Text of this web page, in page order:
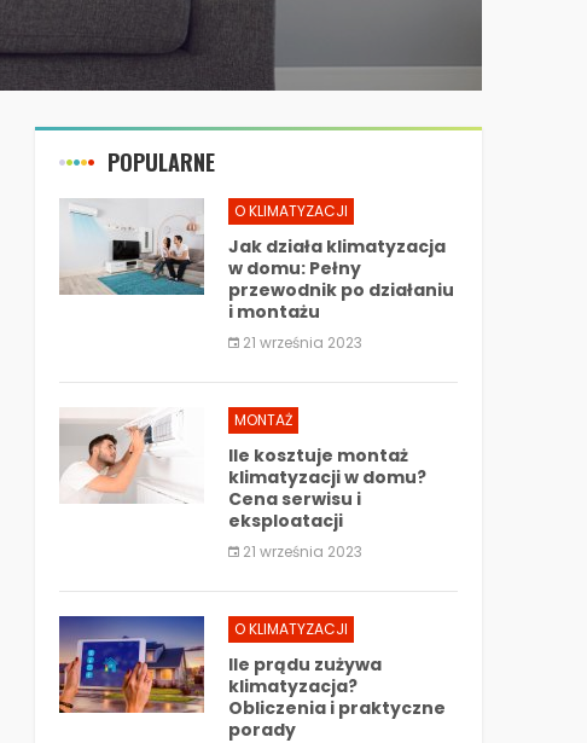
POPULARNE
O KLIMATYZACJI
Jak działa klimatyzacja
w domu: Pełny
przewodnik po działaniu
i montażu
21 września 2023
MONTAŻ
Ile kosztuje montaż
klimatyzacji w domu?
Cena serwisu i
eksploatacji
21 września 2023
O KLIMATYZACJI
Ile prądu zużywa
klimatyzacja?
Obliczenia i praktyczne
porady